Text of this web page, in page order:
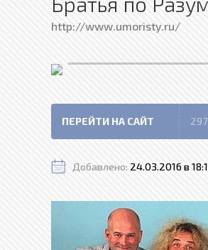
http://www.umoristy.ru/
ПЕРЕЙТИ НА САЙТ 297
Добавлено:24.03.2016 в